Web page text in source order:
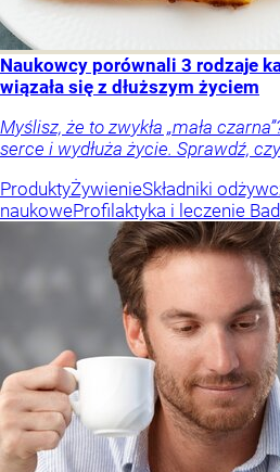
Naukowcy porównali 3 rodzaje
wiązała się z dłuższym życiem
Myślisz, że to zwykła „mała
serce i wydłuża życie. Sprawdź,
ProduktyŻywienieSkładniki
naukoweProfilaktyka i leczenie